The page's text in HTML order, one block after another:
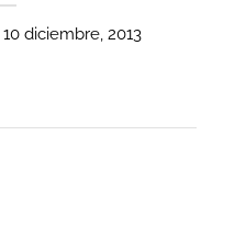
10 diciembre, 2013